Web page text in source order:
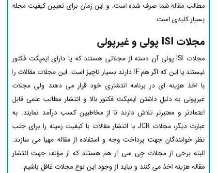
مطالب مقاله شما صرف شده است. و این زمان برای تعیین کیفیت مجله
بسیار کلیدی است.
مجلات ISI پولی و غیرپولی
مجلات ISI پولی آن دسته از مجلاتی هستند که یا دارای ایمپکت فکتور
نیستند یا این که اگر هم IF دارند بسیار ناچیز است. این مجلات مقالات را
با اخذ هزینه ای در برنامه انتشاری خود قرار می دهند ولی مجلات
غیرپولی به دلیلِ داشتن ایمپکت فکتور بالا و انتشار مطالب علمی قابل
اعتمادتر و معتبرتر تلاش دارند تا از مخاطبین کسب درآمد نمایند. به
عبارت دیگر، مجلات JCR با انتشار مقالات با کیفیت زمینه را برای جلب
نظر خوانندگان جهت پرداخت وجه و استفاده از مقاله مهیا می سازند.
البته برخی از مجلات جِی سی آر هم هستند که از مؤلف جهت انتشار
مقاله هزینه اخذ می کنند و نباید از وجود این نوع مجلات غافل باشیم.